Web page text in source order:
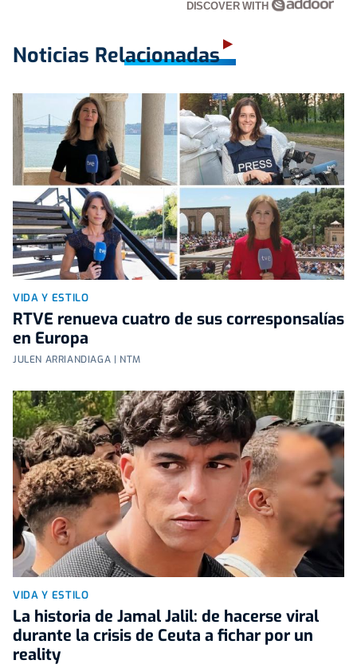
DISCOVER WITH
Noticias Relacionadas
VIDA Y ESTILO
RTVE renueva cuatro de sus corresponsalías
en Europa
JULEN ARRIANDIAGA | NTM
VIDA Y ESTILO
La historia de Jamal Jalil: de hacerse viral
durante la crisis de Ceuta a fichar por un
reality